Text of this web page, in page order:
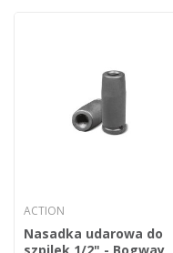
ACTION
Nasadka udarowa do